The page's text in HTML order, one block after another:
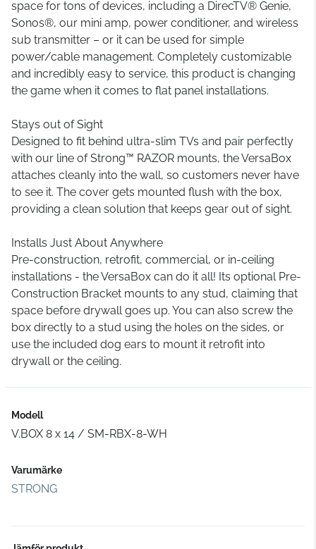
space for tons of devices, including a DirecTV® Genie,
Sonos®, our mini amp, power conditioner, and wireless
sub transmitter – or it can be used for simple
power/cable management. Completely customizable
and incredibly easy to service, this product is changing
the game when it comes to flat panel installations.
Stays out of Sight
Designed to fit behind ultra-slim TVs and pair perfectly
with our line of Strong™ RAZOR mounts, the VersaBox
attaches cleanly into the wall, so customers never have
to see it. The cover gets mounted flush with the box,
providing a clean solution that keeps gear out of sight.
Installs Just About Anywhere
Pre-construction, retrofit, commercial, or in-ceiling
installations - the VersaBox can do it all! Its optional Pre-
Construction Bracket mounts to any stud, claiming that
space before drywall goes up. You can also screw the
box directly to a stud using the holes on the sides, or
use the included dog ears to mount it retrofit into
drywall or the ceiling.
Modell
V.BOX 8 x 14 / SM-RBX-8-WH
Varumärke
STRONG